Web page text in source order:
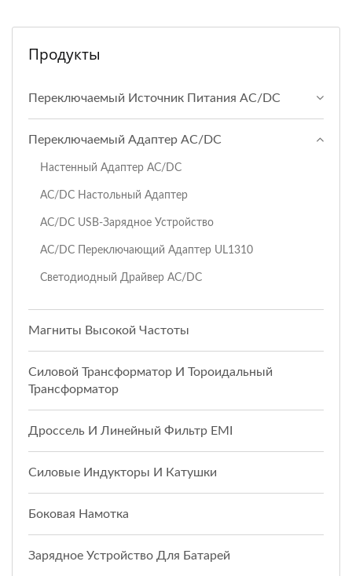
Продукты
Переключаемый Источник Питания AC/DC
Переключаемый Адаптер AC/DC
Настенный Адаптер AC/DC
AC/DC Настольный Адаптер
AC/DC USB-Зарядное Устройство
AC/DC Переключающий Адаптер UL1310
Светодиодный Драйвер AC/DC
Магниты Высокой Частоты
Силовой Трансформатор И Тороидальный
Трансформатор
Дроссель И Линейный Фильтр EMI
Силовые Индукторы И Катушки
Боковая Намотка
Зарядное Устройство Для Батарей